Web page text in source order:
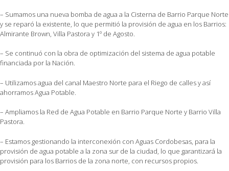
– Sumamos una nueva bomba de agua a la Cisterna de Barrio Parque Norte
y se reparó la existente, lo que permitió la provisión de agua en los Barrios:
Almirante Brown, Villa Pastora y 1º de Agosto.
– Se continuó con la obra de optimización del sistema de agua potable
financiada por la Nación.
– Utilizamos agua del canal Maestro Norte para el Riego de calles y así
ahorramos Agua Potable.
– Ampliamos la Red de Agua Potable en Barrio Parque Norte y Barrio Villa
Pastora.
– Estamos gestionando la interconexión con Aguas Cordobesas, para la
provisión de agua potable a la zona sur de la ciudad, lo que garantizará la
provisión para los Barrios de la zona norte, con recursos propios.